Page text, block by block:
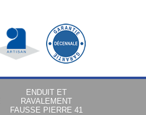
ENDUIT ET
RAVALEMENT
FAUSSE PIERRE 41